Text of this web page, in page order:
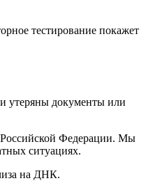
тестирование покажет
утеряны документы или
Российской Федерации. Мы
ситуациях.
на ДНК.